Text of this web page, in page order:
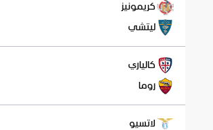
كريمونيز
ليتشي
كالياري
روما
لاتسيو